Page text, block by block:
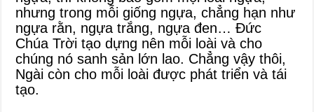
nhưng trong mỗi giống ngựa, chẳng hạn như
ngựa rằn, ngựa trắng, ngựa đen… Đức
Chúa Trời tạo dựng nên mỗi loài và cho
chúng nó sanh sản lớn lao. Chẳng vậy thôi,
Ngài còn cho mỗi loài được phát triển và tái
tạo.